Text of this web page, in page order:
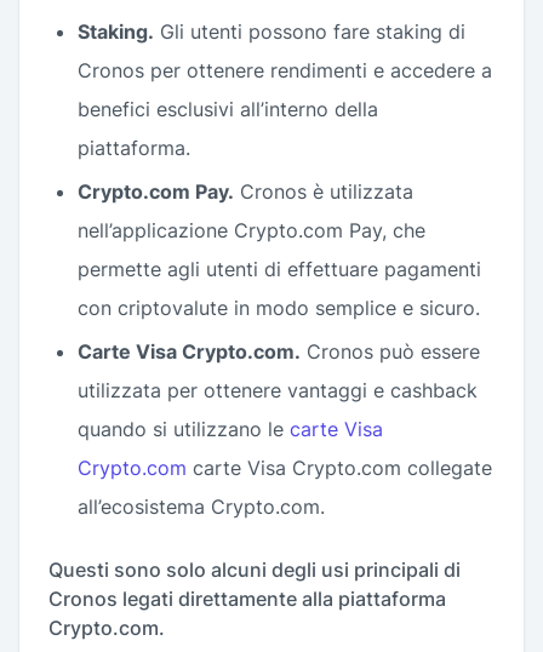
Staking. Gli utenti possono fare staking di
Cronos per ottenere rendimenti e accedere a
benefici esclusivi all’interno della
piattaforma.
Crypto.com Pay. Cronos è utilizzata
nell’applicazione Crypto.com Pay, che
permette agli utenti di effettuare pagamenti
con criptovalute in modo semplice e sicuro.
Carte Visa Crypto.com. Cronos può essere
utilizzata per ottenere vantaggi e cashback
quando si utilizzano le carte Visa
Crypto.com carte Visa Crypto.com collegate
all’ecosistema Crypto.com.
Questi sono solo alcuni degli usi principali di
Cronos legati direttamente alla piattaforma
Crypto.com.